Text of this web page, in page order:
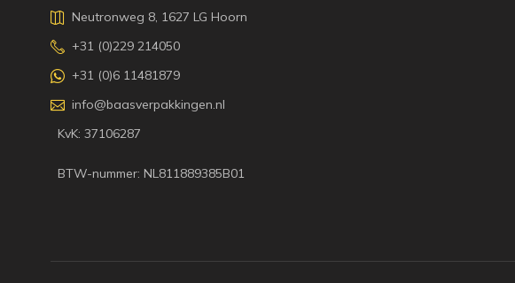
Neutronweg 8, 1627 LG Hoorn
+31 (0)229 214050
+31 (0)6 11481879
info@baasverpakkingen.nl
KvK: 37106287
BTW-nummer: NL811889385B01